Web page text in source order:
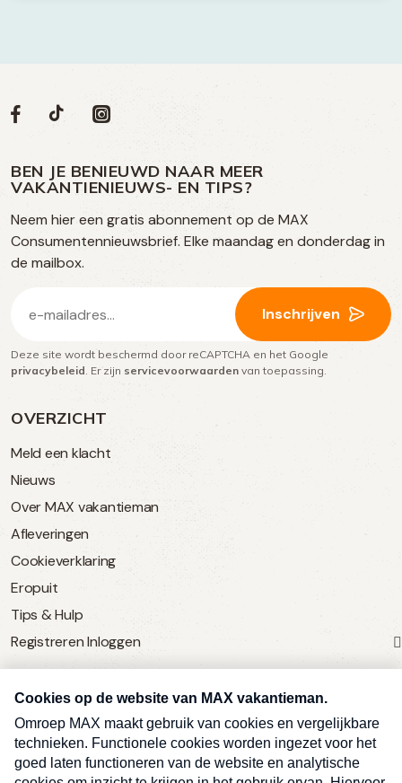
OVERZICHT
Meld een klacht
Nieuws
Over MAX vakantieman
Afleveringen
Cookieverklaring
Eropuit
Tips & Hulp
Registreren Inloggen
SERVICE
Over Omroep MAX
MAX Vandaag
Volg
op
social
media
Social
Volg
op
Facebook
Volg
op
TikTok
Volg
op
Instagram
BEN JE BENIEUWD NAAR MEER
VAKANTIENIEUWS- EN TIPS?
Neem hier een gratis abonnement op de MAX
Consumentennieuwsbrief. Elke maandag en donderdag in
de mailbox.
mailadres
(Vereist)
Inschrijven
Deze site wordt beschermd door reCAPTCHA en het Google
privacybeleid . Er zijn servicevoorwaarden van toepassing.